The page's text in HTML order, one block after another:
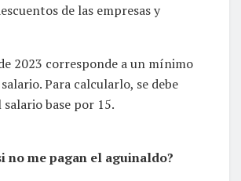
de las empresas y
2023 corresponde a un mínimo
Para calcularlo, se debe
base por 15.
no me pagan el aguinaldo?